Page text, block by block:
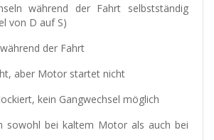
während der Fahrt selbstständig
von D auf S)
der Fahrt
aber Motor startet nicht
kein Gangwechsel möglich
sowohl bei kaltem Motor als auch bei